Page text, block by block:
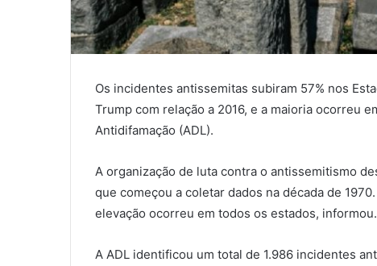
Os incidentes antissemitas subiram 57% nos
Trump com relação a 2016, e a maioria ocorreu
Antidifamação (ADL).
A organização de luta contra o antissemitismo
que começou a coletar dados na década de
elevação ocorreu em todos os estados, informou.
A ADL identificou um total de 1.986 incidentes